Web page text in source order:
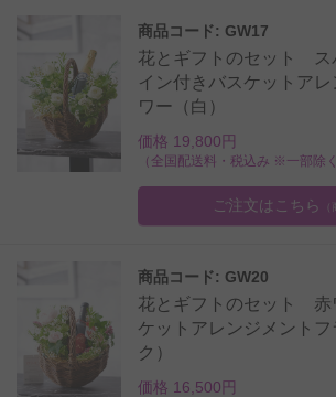
商品コード: GW17
花とギフトのセット ス
イン付きバスケットア
ワー（白）
価格 19,800円
（全国配送料・税込み ※一部除く
ご注文はこちら
商品コード: GW20
花とギフトのセット 赤
ケットアレンジメント
ク）
価格 16,500円